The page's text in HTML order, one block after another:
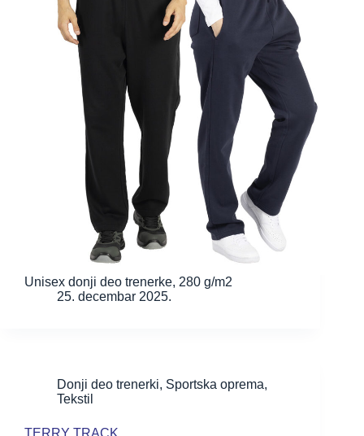
Unisex donji deo trenerke, 280 g/m2
25. decembar 2025.
Donji deo trenerki, Sportska oprema,
Tekstil